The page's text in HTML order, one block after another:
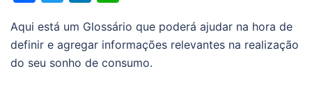
Aqui está um Glossário que poderá ajudar na hora de
definir e agregar informações relevantes na realização
do seu sonho de consumo.